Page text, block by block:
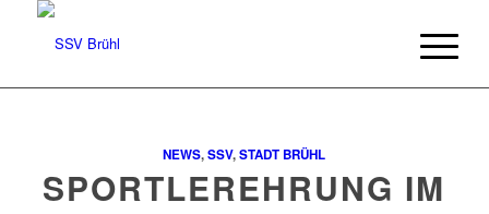
NEWS,SSV,STADT BRÜHL
SPORTLEREHRUNG IM